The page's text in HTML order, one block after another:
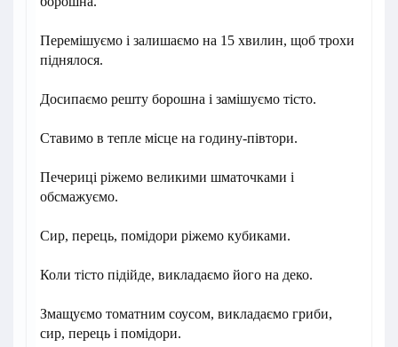
Перемішуємо і залишаємо на 15 хвилин, щоб трохи
піднялося.
Досипаємо решту борошна і замішуємо тісто.
Ставимо в тепле місце на годину-півтори.
Печериці ріжемо великими шматочками і
обсмажуємо.
Сир, перець, помідори ріжемо кубиками.
Коли тісто підійде, викладаємо його на деко.
Змащуємо томатним соусом, викладаємо гриби,
сир, перець і помідори.